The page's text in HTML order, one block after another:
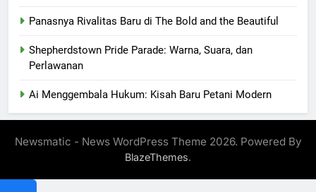
Panasnya Rivalitas Baru di The Bold and the Beautiful
Shepherdstown Pride Parade: Warna, Suara, dan
Perlawanan
Ai Menggembala Hukum: Kisah Baru Petani Modern
Newsmatic - News WordPress Theme 2026. Powered By
BlazeThemes.